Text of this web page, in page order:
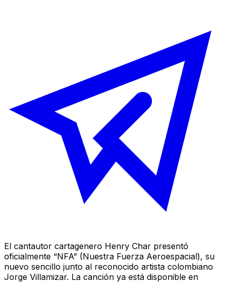
El cantautor cartagenero Henry Char presentó
oficialmente “NFA” (Nuestra Fuerza Aeroespacial), su
nuevo sencillo junto al reconocido artista colombiano
Jorge Villamizar. La canción ya está disponible en